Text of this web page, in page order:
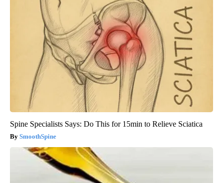
Spine Specialists Says: Do This for 15min to Relieve Sciatica
SmoothSpine